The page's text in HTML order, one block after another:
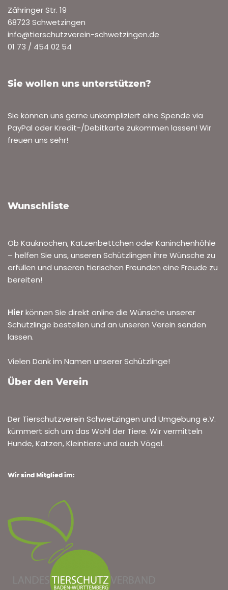
Zähringer Str. 19
68723 Schwetzingen
info@tierschutzverein-schwetzingen.de
01 73 / 454 02 54
Sie wollen uns unterstützen?
Sie können uns gerne unkompliziert eine Spende via
PayPal oder Kredit-/Debitkarte zukommen lassen! Wir
freuen uns sehr!
Wunschliste
Ob Kauknochen, Katzenbettchen oder Kaninchenhöhle
– helfen Sie uns, unseren Schützlingen ihre Wünsche zu
erfüllen und unseren tierischen Freunden eine Freude zu
bereiten!
Hierkönnen Sie direkt online die Wünsche unserer
Schützlinge bestellen und an unseren Verein senden
lassen.
Vielen Dank im Namen unserer Schützlinge!
Über den Verein
Der Tierschutzverein Schwetzingen und Umgebung e.V.
kümmert sich um das Wohl der Tiere. Wir vermitteln
Hunde, Katzen, Kleintiere und auch Vögel.
Wir sind Mitglied im: